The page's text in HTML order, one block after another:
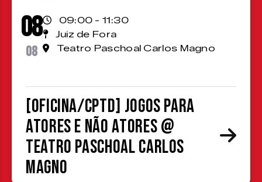
08
08
09:00 - 11:30
Juiz de Fora
Teatro Paschoal Carlos Magno
[OFICINA/CPTD] Jogos para
atores e não atores @
Teatro Paschoal Carlos
Magno